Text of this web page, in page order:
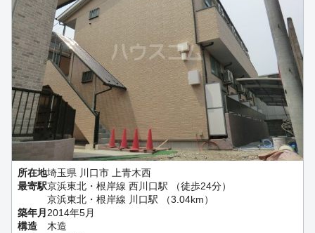
所在地埼玉県 川口市 上青木西
最寄駅京浜東北・根岸線 西川口駅 （徒歩24分）
京浜東北・根岸線 川口駅 （3.04km）
築年月 2014年5月
構造
木造